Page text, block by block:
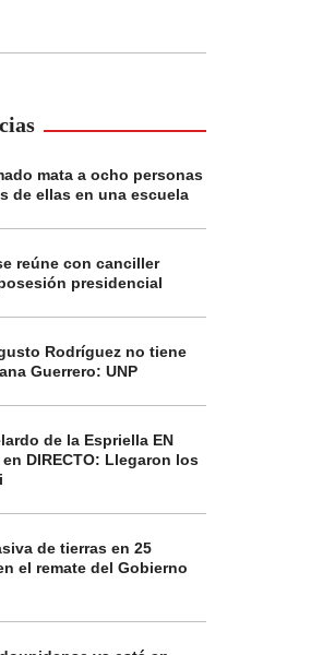
mata a ocho personas
de ellas en una escuela
reúne con canciller
presidencial
Rodríguez no tiene
Guerrero: UNP
de la Espriella EN
DIRECTO: Llegaron los
de tierras en 25
el remate del Gobierno